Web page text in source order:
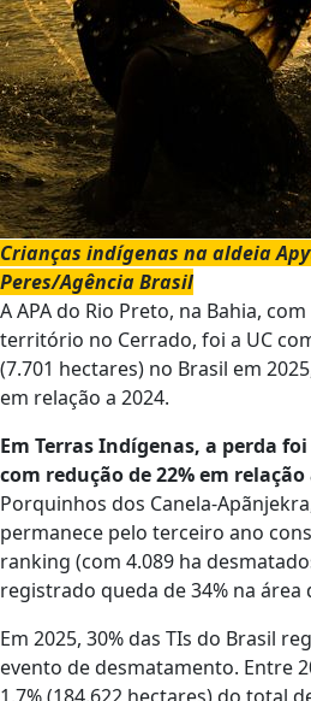
Crianças indígenas na aldeia
Peres/Agência Brasil
A APA do Rio Preto, na Bahia,
território no Cerrado, foi a UC
(7.701 hectares) no Brasil em
em relação a 2024.
Em Terras Indígenas, a perda
com redução de 22% em relação
Porquinhos dos Canela-
permanece pelo terceiro ano
ranking (com 4.089 ha
registrado queda de 34% na área
Em 2025, 30% das TIs do Brasil
evento de desmatamento. Entre